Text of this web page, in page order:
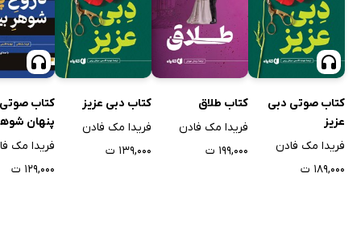
کتاب صوتی دبی
عزیز
فریدا مک فادن
۱۸۹,۰۰۰ ت
کتاب طلاق
فریدا مک فادن
۱۹۹,۰۰۰ ت
کتاب دبی عزیز
فریدا مک فادن
۱۳۹,۰۰۰ ت
کتاب
پنهان
فریدا مک
۱۲۹,۰۰۰ ت